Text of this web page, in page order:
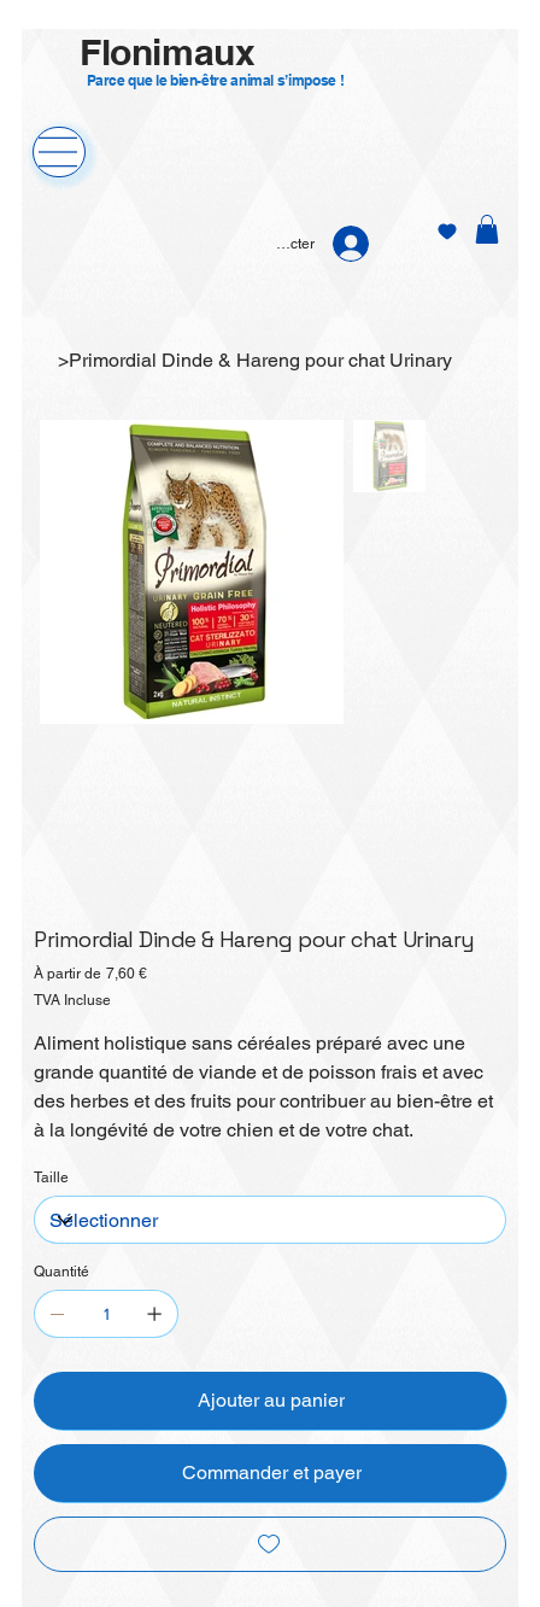
Flonimaux
Parce que le bien-être animal s’impose !
Se connecter
>Primordial Dinde & Hareng pour chat Urinary
Primordial Dinde & Hareng pour chat Urinary
À partir de Prix
7,60 €
TVA Incluse
Aliment holistique sans céréales préparé avec une
grande quantité de viande et de poisson frais et avec
des herbes et des fruits pour contribuer au bien-être et
à la longévité de votre chien et de votre chat.
Taille
Quantité
Ajouter au panier
Commander et payer